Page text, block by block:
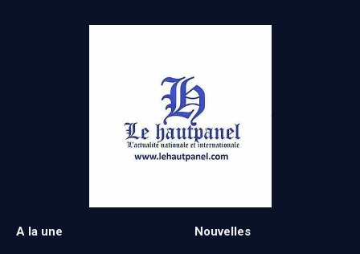
A la une Nouvelles